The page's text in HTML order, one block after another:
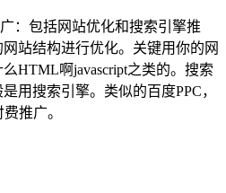
：包括网站优化和搜索引擎推
站结构进行优化。关键用你的网
HTML啊javascript之类的。搜索
用搜索引擎。类似的百度PPC，
推广。